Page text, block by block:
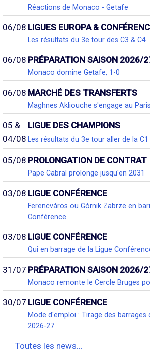
Réactions de Monaco - Getafe
06/08 LIGUES EUROPA &
Les résultats du 3e tour des C3 & C4
06/08 PRÉPARATION SAISON 2026/
Monaco domine Getafe, 1-0
06/08 MARCHÉ DES TRANSFERTS
Maghnes Akliouche s'engage au
05 &
04/08
LIGUE DES CHAMPIONS
Les résultats du 3e tour aller de la C1
05/08 PROLONGATION DE CONTRAT
Pape Cabral prolonge jusqu'en 2031
03/08 LIGUE CONFÉRENCE
Ferencváros ou Górnik Zabrze en
Conférence
03/08 LIGUE CONFÉRENCE
Qui en barrage de la Ligue
31/07 PRÉPARATION SAISON 2026/
Monaco remonte le Cercle Bruges
30/07 LIGUE CONFÉRENCE
Mode d'emploi : Tirage des barrages
2026-27
Toutes les news...